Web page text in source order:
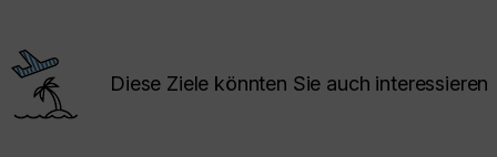
Diese Ziele könnten Sie auch interessieren